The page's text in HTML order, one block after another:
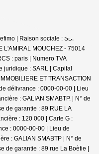
| Raison sociale : SBI
L'AMIRAL MOUCHEZ - 75014
: paris | Numero TVA
juridique : SARL | Capital
ET TRANSACTION
délivrance : 0000-00-00 | Lieu
: GALIAN SMABTP. | N° de
de garantie : 89 RUE LA
: 120 000 | Carte G :
: 0000-00-00 | Lieu de
: GALIAN SMABTP | N° de
de garantie : 89 rue La Boètie |